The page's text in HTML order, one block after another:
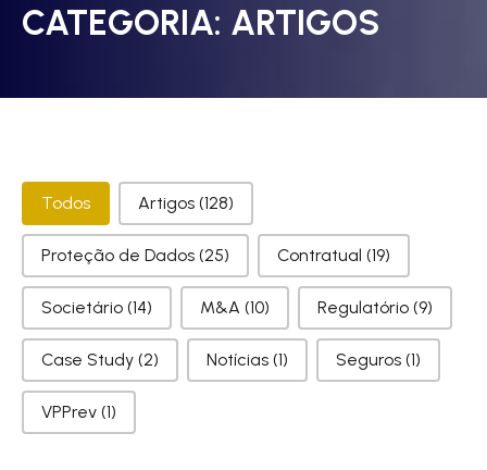
CATEGORIA: ARTIGOS
Categorias
Todos Artigos (128)
Proteção de Dados (25) Contratual (19)
Societário (14) M&A (10) Regulatório (9)
Case Study (2) Notícias (1) Seguros (1)
VPPrev (1)